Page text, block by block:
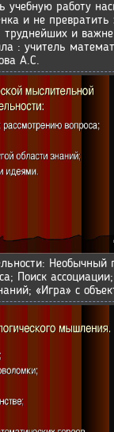
учебную работу
и не превратить
труднейших и
: учитель
А.С.
Необычный
Поиск
«Игра» с